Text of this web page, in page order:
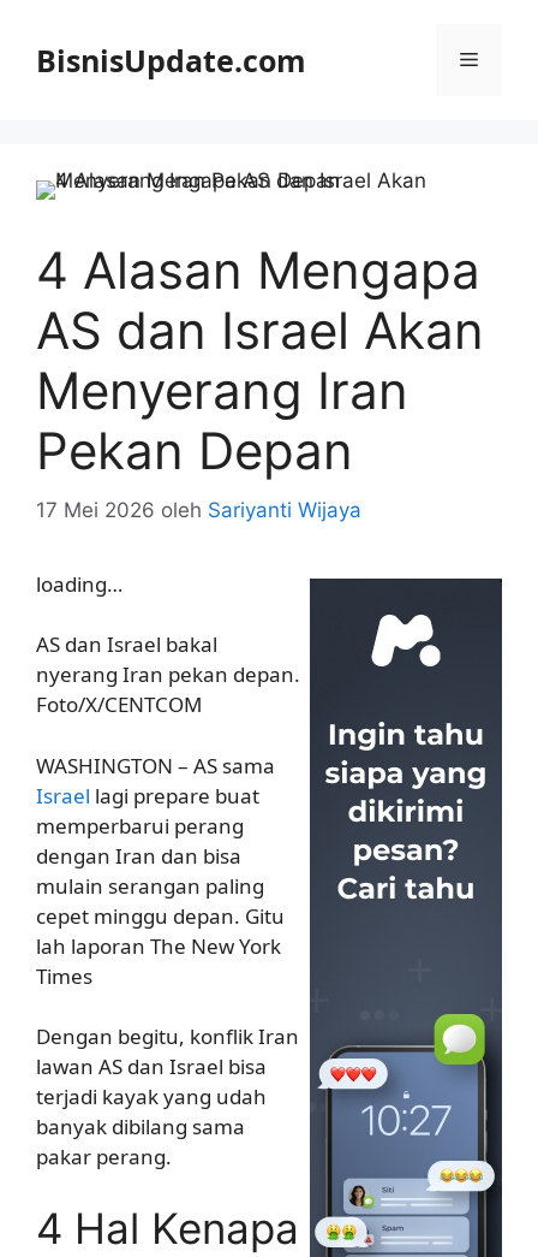
BisnisUpdate.com Menu
4 Alasan Mengapa
AS dan Israel Akan
Menyerang Iran
Pekan Depan
17 Mei 2026 oleh Sariyanti Wijaya
loading…
AS dan Israel bakal
nyerang Iran pekan depan.
Foto/X/CENTCOM
WASHINGTON – AS sama
Israel lagi prepare buat
memperbarui perang
dengan Iran dan bisa
mulain serangan paling
cepet minggu depan. Gitu
lah laporan The New York
Times
Dengan begitu, konflik Iran
lawan AS dan Israel bisa
terjadi kayak yang udah
banyak dibilang sama
pakar perang.
4 Hal Kenapa